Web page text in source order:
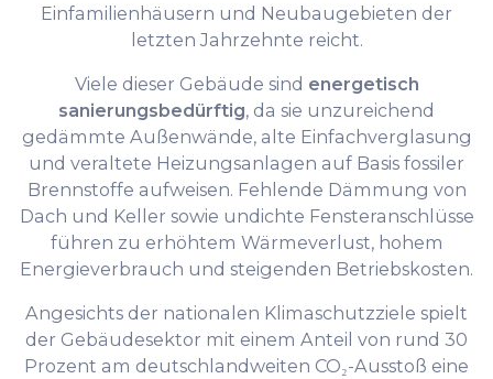
Einfamilienhäusern und Neubaugebieten der
letzten Jahrzehnte reicht.
Viele dieser Gebäude sind energetisch
sanierungsbedürftig, da sie unzureichend
gedämmte Außenwände, alte Einfachverglasung
und veraltete Heizungsanlagen auf Basis fossiler
Brennstoffe aufweisen. Fehlende Dämmung von
Dach und Keller sowie undichte Fensteranschlüsse
führen zu erhöhtem Wärmeverlust, hohem
Energieverbrauch und steigenden Betriebskosten.
Angesichts der nationalen Klimaschutzziele spielt
der Gebäudesektor mit einem Anteil von rund 30
Prozent am deutschlandweiten CO₂-Ausstoß eine